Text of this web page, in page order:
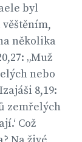
byl
věštěním,
několika
„Muž
nebo
8,19:
zemřelých
Což